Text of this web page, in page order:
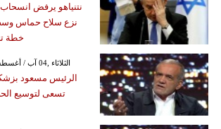
نتنياهو يرفض
نزع سلاح حماس
خطة
GMT 08:16 2026 الثلاثاء ,04 آب / أغسطس
الرئيس مسعود
تسعى لتوسيع